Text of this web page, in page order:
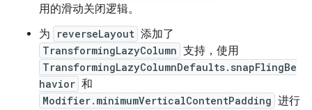
用的滑动关闭逻辑。
为
reverseLayout 添加了
TransformingLazyColumn 支持，使用
TransformingLazyColumnDefaults.snapFlingBe
havior 和
Modifier.minimumVerticalContentPadding 进行